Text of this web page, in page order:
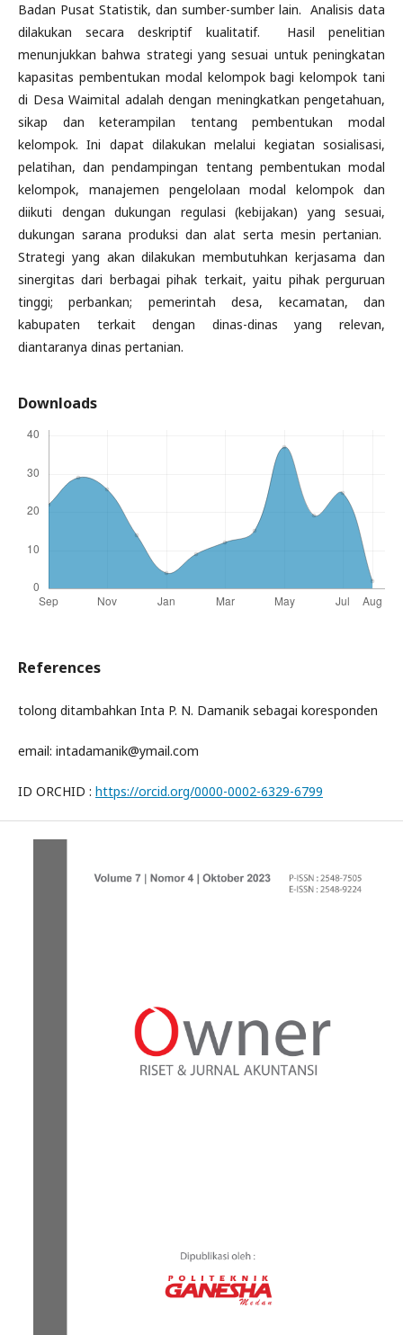
Badan Pusat Statistik, dan sumber-sumber lain. Analisis data
dilakukan secara deskriptif kualitatif. Hasil penelitian
menunjukkan bahwa strategi yang sesuai untuk peningkatan
kapasitas pembentukan modal kelompok bagi kelompok tani
di Desa Waimital adalah dengan meningkatkan pengetahuan,
sikap dan keterampilan tentang pembentukan modal
kelompok. Ini dapat dilakukan melalui kegiatan sosialisasi,
pelatihan, dan pendampingan tentang pembentukan modal
kelompok, manajemen pengelolaan modal kelompok dan
diikuti dengan dukungan regulasi (kebijakan) yang sesuai,
dukungan sarana produksi dan alat serta mesin pertanian.
Strategi yang akan dilakukan membutuhkan kerjasama dan
sinergitas dari berbagai pihak terkait, yaitu pihak perguruan
tinggi; perbankan; pemerintah desa, kecamatan, dan
kabupaten terkait dengan dinas-dinas yang relevan,
diantaranya dinas pertanian.
Downloads
References
tolong ditambahkan Inta P. N. Damanik sebagai koresponden
email: intadamanik@ymail.com
ID ORCHID : https://orcid.org/0000-0002-6329-6799